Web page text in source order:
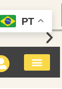
PT